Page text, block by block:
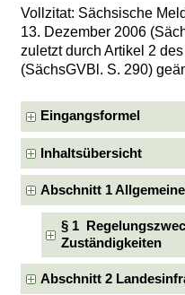
Vollzitat: Sächsische
13. Dezember 2006
zuletzt durch Artikel 2
(SächsGVBl. S. 290)
Eingangsformel
Inhaltsübersicht
Abschnitt 1
§ 1
Zuständigkeiten
Abschnitt 2